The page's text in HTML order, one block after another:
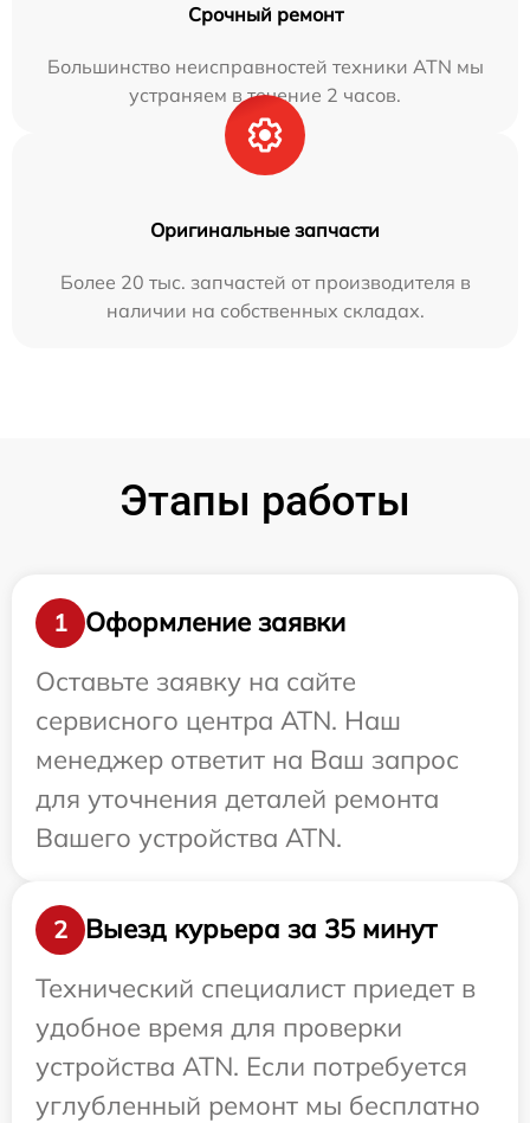
Срочный ремонт
Большинство неисправностей техники ATN мы
устраняем в течение 2 часов.
Оригинальные запчасти
Более 20 тыс. запчастей от производителя в
наличии на собственных складах.
Этапы работы
1
Оформление заявки
Оставьте заявку на сайте
сервисного центра ATN. Наш
менеджер ответит на Ваш запрос
для уточнения деталей ремонта
Вашего устройства ATN.
2
Выезд курьера за 35 минут
Технический специалист приедет в
удобное время для проверки
устройства ATN. Если потребуется
углубленный ремонт мы бесплатно